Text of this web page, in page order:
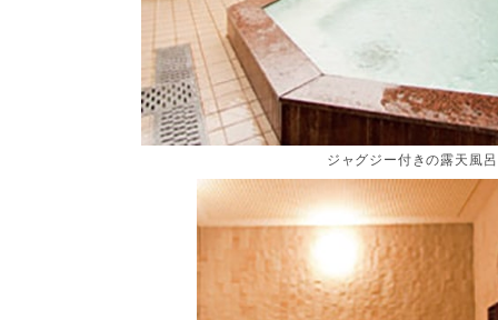
ジャグジー付きの露天風